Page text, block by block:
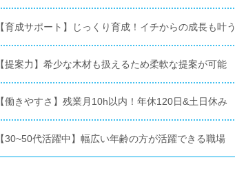
【育成サポート】じっくり育成！イチからの成長も叶う
【提案力】希少な木材も扱えるため柔軟な提案が可能
【働きやすさ】残業月10h以内！年休120日&土日休み
【30~50代活躍中】幅広い年齢の方が活躍できる職場